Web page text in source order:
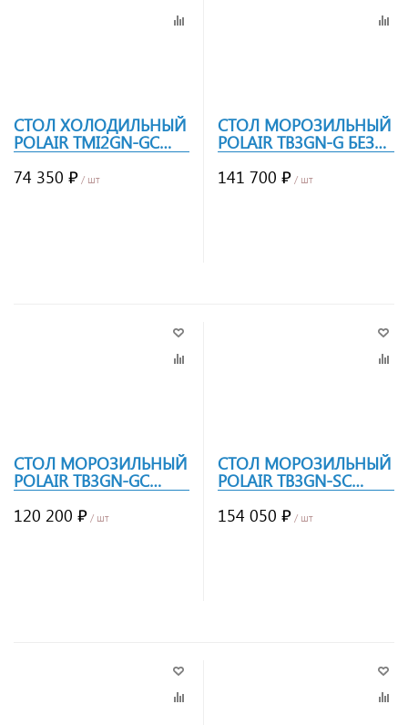
СТОЛ ХОЛОДИЛЬНЫЙ
POLAIR TMI2GN-GC
БОРТ
74 350 ₽ / шт
СТОЛ МОРОЗИЛЬНЫЙ
POLAIR TB3GN-G БЕЗ
БОРТА
141 700 ₽ / шт
СТОЛ МОРОЗИЛЬНЫЙ
POLAIR TB3GN-GC
БОРТ
120 200 ₽ / шт
СТОЛ МОРОЗИЛЬНЫЙ
POLAIR TB3GN-SC
БОРТ
154 050 ₽ / шт